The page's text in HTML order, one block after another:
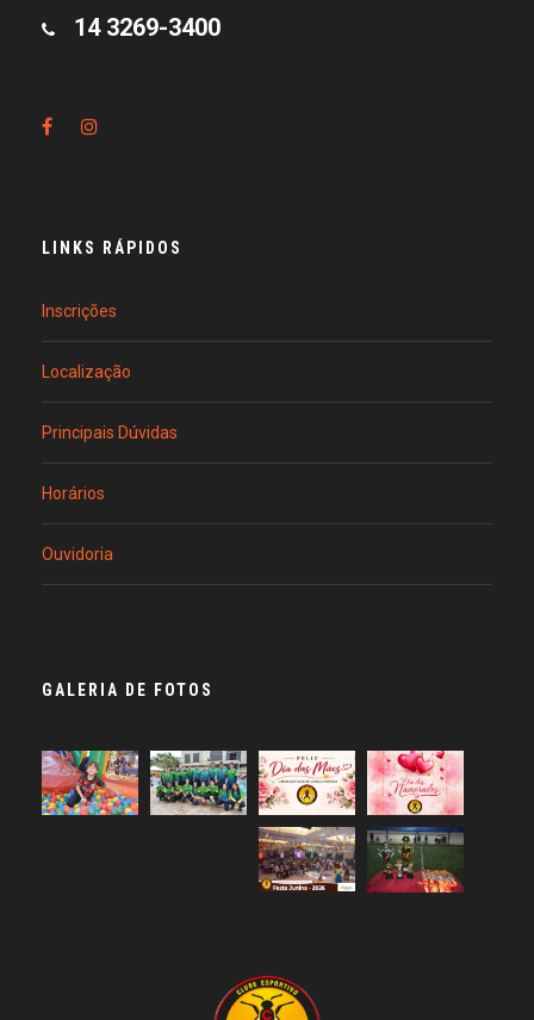
14 3269-3400
LINKS RÁPIDOS
Inscrições
Localização
Principais Dúvidas
Horários
Ouvidoria
GALERIA DE FOTOS